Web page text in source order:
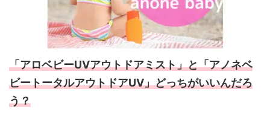
「アロベビーUVアウトドアミスト」と「アノネベ
ビートータルアウトドアUV」どっちがいいんだろ
う？